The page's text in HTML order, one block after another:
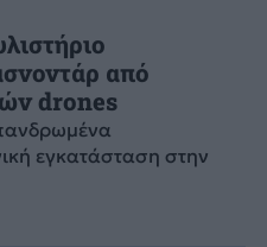
από
drones
εγκατάσταση στην